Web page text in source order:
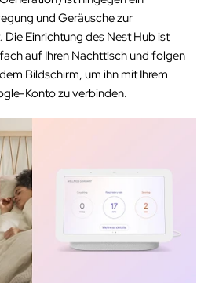
und Geräusche zur
Einrichtung des Nest Hub ist
auf Ihren Nachttisch und folgen
Bildschirm, um ihn mit Ihrem
Konto zu verbinden.